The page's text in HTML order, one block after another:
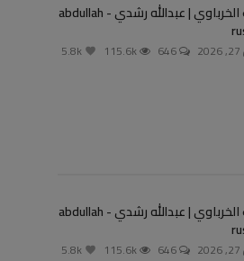
ثروت الخرباوي | عبدالله رشدي - abdullah
646
115.6k
ثروت الخرباوي | عبدالله رشدي - abdullah
646
115.6k